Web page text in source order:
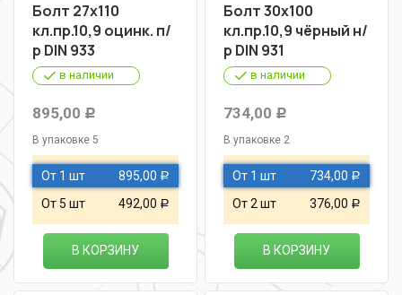
Болт 27х110
кл.пр.10,9 оцинк. п/
р DIN 933
в наличии
895,00 Р
В упаковке 5
От 1 шт 895,00 Р
От 5 шт 492,00 Р
В КОРЗИНУ
Болт 30х100
кл.пр.10,9 чёрный н/
р DIN 931
в наличии
734,00 Р
В упаковке 2
От 1 шт 734,00 Р
От 2 шт 376,00 Р
В КОРЗИНУ